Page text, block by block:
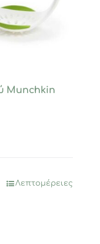
Munchkin
Λεπτομέρειες